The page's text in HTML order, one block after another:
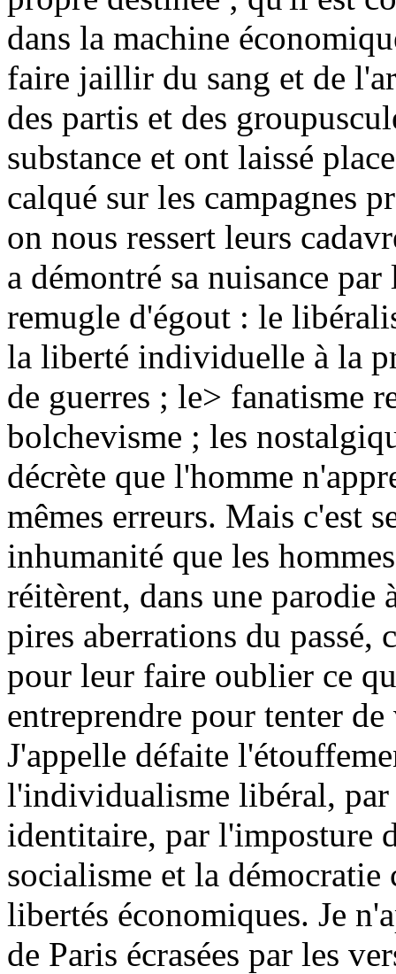
dans la machine
faire jaillir du sang et de
des partis et des
substance et ont laissé
calqué sur les campagnes
on nous ressert leurs
a démontré sa nuisance
remugle d'égout : le
la liberté individuelle à la
de guerres ; le> fanatisme
bolchevisme ; les
décrète que l'homme
mêmes erreurs. Mais c'est
inhumanité que les
réitèrent, dans une parodie
pires aberrations du passé,
pour leur faire oublier ce
entreprendre pour tenter
J'appelle défaite
l'individualisme libéral, par
identitaire, par l'imposture
socialisme et la
libertés économiques. Je
de Paris écrasées par les